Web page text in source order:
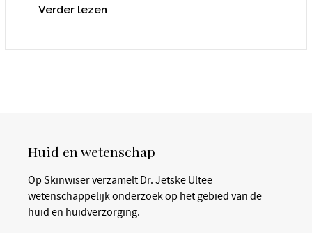
Verder lezen
Huid en wetenschap
Op Skinwiser verzamelt Dr. Jetske Ultee
wetenschappelijk onderzoek op het gebied van de
huid en huidverzorging.